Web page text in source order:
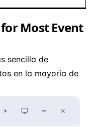
Most Event
sencilla de
en la mayoría de